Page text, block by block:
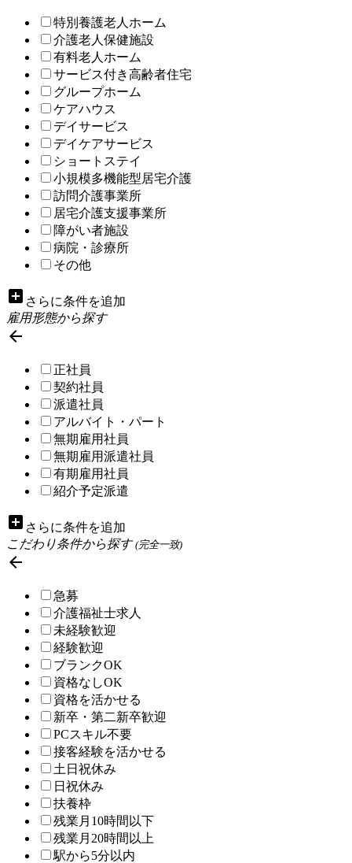
特別養護老人ホーム
介護老人保健施設
有料老人ホーム
サービス付き高齢者住宅
グループホーム
ケアハウス
デイサービス
デイケアサービス
ショートステイ
小規模多機能型居宅介護
訪問介護事業所
居宅介護支援事業所
障がい者施設
病院・診療所
その他
add_box さらに条件を追加
雇用形態から探す

正社員
契約社員
派遣社員
アルバイト・パート
無期雇用社員
無期雇用派遣社員
有期雇用社員
紹介予定派遣
add_box さらに条件を追加
こだわり条件から探す(完全一致)

急募
介護福祉士求人
未経験歓迎
経験歓迎
ブランクOK
資格なしOK
資格を活かせる
新卒・第二新卒歓迎
PCスキル不要
接客経験を活かせる
土日祝休み
日祝休み
扶養枠
残業月10時間以下
残業月20時間以上
駅から5分以内